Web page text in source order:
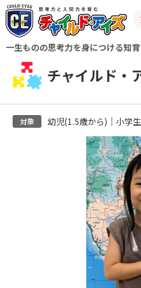
一生ものの思考力を身につける知
チャイルド・
幼児(1.5歳から)｜小学生